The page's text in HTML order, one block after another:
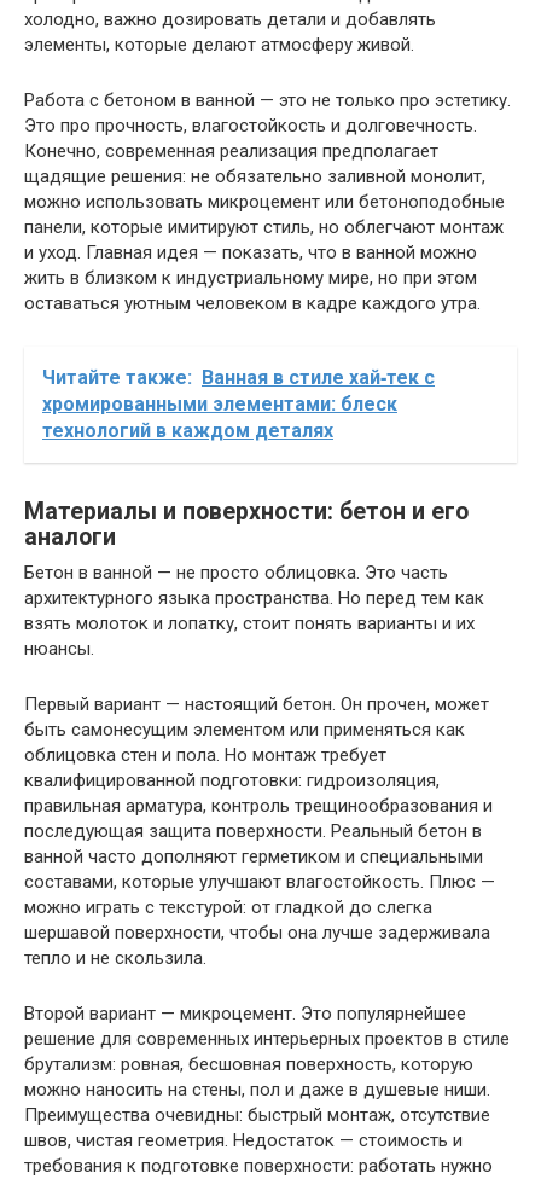
холодно, важно дозировать детали и добавлять
элементы, которые делают атмосферу живой.
Работа с бетоном в ванной — это не только про эстетику.
Это про прочность, влагостойкость и долговечность.
Конечно, современная реализация предполагает
щадящие решения: не обязательно заливной монолит,
можно использовать микроцемент или бетоноподобные
панели, которые имитируют стиль, но облегчают монтаж
и уход. Главная идея — показать, что в ванной можно
жить в близком к индустриальному мире, но при этом
оставаться уютным человеком в кадре каждого утра.
Читайте также:
Ванная в стиле хай‑тек с
хромированными элементами: блеск
технологий в каждом деталях
Материалы и поверхности: бетон и его
аналоги
Бетон в ванной — не просто облицовка. Это часть
архитектурного языка пространства. Но перед тем как
взять молоток и лопатку, стоит понять варианты и их
нюансы.
Первый вариант — настоящий бетон. Он прочен, может
быть самонесущим элементом или применяться как
облицовка стен и пола. Но монтаж требует
квалифицированной подготовки: гидроизоляция,
правильная арматура, контроль трещинообразования и
последующая защита поверхности. Реальный бетон в
ванной часто дополняют герметиком и специальными
составами, которые улучшают влагостойкость. Плюс —
можно играть с текстурой: от гладкой до слегка
шершавой поверхности, чтобы она лучше задерживала
тепло и не скользила.
Второй вариант — микроцемент. Это популярнейшее
решение для современных интерьерных проектов в стиле
брутализм: ровная, бесшовная поверхность, которую
можно наносить на стены, пол и даже в душевые ниши.
Преимущества очевидны: быстрый монтаж, отсутствие
швов, чистая геометрия. Недостаток — стоимость и
требования к подготовке поверхности: работать нужно